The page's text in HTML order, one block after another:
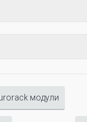
модули